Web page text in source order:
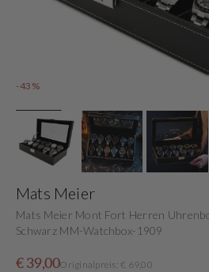
-43%
der
Mats Meier
Mats Meier Mont Fort Herren
Schwarz MM-Watchbox-1909
Verkaufspreis
€ 39,00
NormalerOriginalpreis: € 69,00